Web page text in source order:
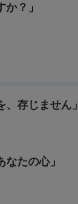
か？」
存じません」
なたの心」